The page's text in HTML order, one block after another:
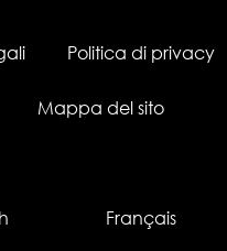
Politica di privacy
Mappa del sito
Français